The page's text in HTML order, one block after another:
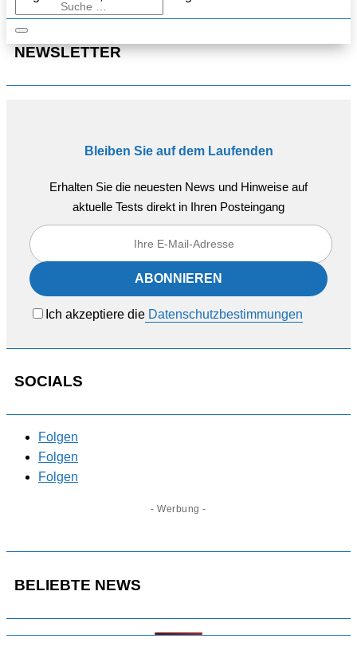
NEWSLETTER
Bleiben Sie auf dem Laufenden
Erhalten Sie die neuesten News und Hinweise auf
aktuelle Tests direkt in Ihren Posteingang
Ich akzeptiere die Datenschutzbestimmungen
SOCIALS
Folgen
Folgen
Folgen
- Werbung -
BELIEBTE NEWS